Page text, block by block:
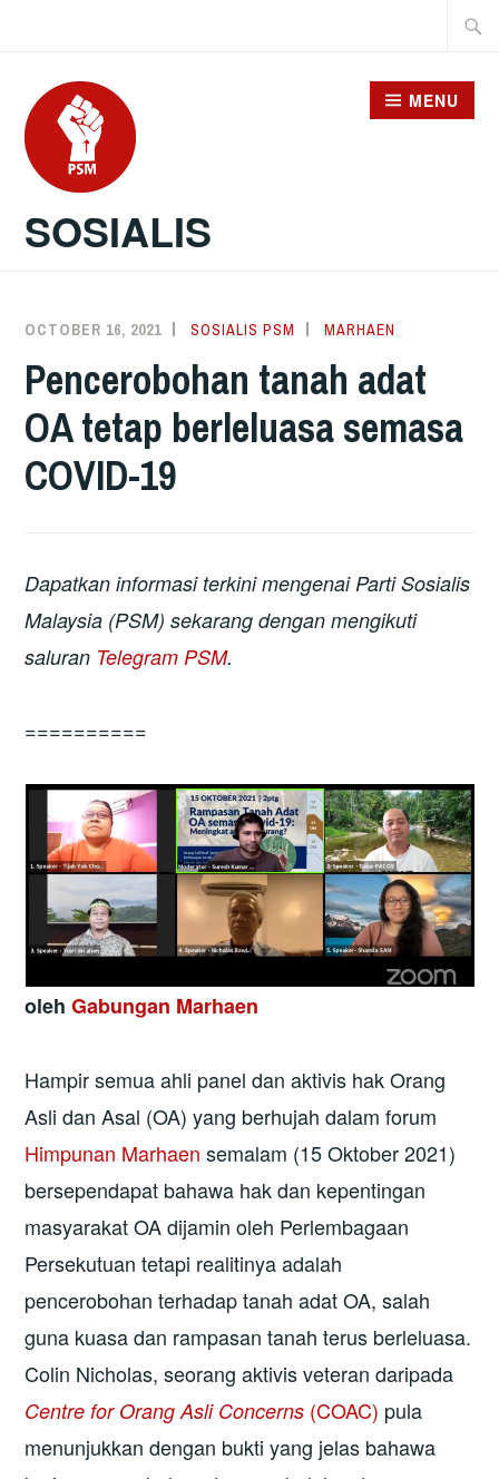
content
SOSIALIS
MENU
OCTOBER 16, 2021 SOSIALIS PSM MARHAEN
Pencerobohan tanah adat
OA tetap berleluasa semasa
COVID-19
Dapatkan informasi terkini mengenai Parti Sosialis
Malaysia (PSM) sekarang dengan mengikuti
saluran Telegram PSM.
==========
olehGabungan Marhaen
Hampir semua ahli panel dan aktivis hak Orang
Asli dan Asal (OA) yang berhujah dalam forum
Himpunan Marhaen semalam (15 Oktober 2021)
bersependapat bahawa hak dan kepentingan
masyarakat OA dijamin oleh Perlembagaan
Persekutuan tetapi realitinya adalah
pencerobohan terhadap tanah adat OA, salah
guna kuasa dan rampasan tanah terus berleluasa.
Colin Nicholas, seorang aktivis veteran daripada
Centre for Orang Asli Concerns (COAC) pula
menunjukkan dengan bukti yang jelas bahawa